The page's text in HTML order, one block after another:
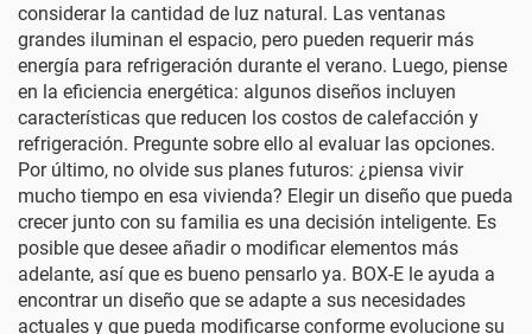
considerar la cantidad de luz natural. Las ventanas
grandes iluminan el espacio, pero pueden requerir más
energía para refrigeración durante el verano. Luego, piense
en la eficiencia energética: algunos diseños incluyen
características que reducen los costos de calefacción y
refrigeración. Pregunte sobre ello al evaluar las opciones.
Por último, no olvide sus planes futuros: ¿piensa vivir
mucho tiempo en esa vivienda? Elegir un diseño que pueda
crecer junto con su familia es una decisión inteligente. Es
posible que desee añadir o modificar elementos más
adelante, así que es bueno pensarlo ya. BOX-E le ayuda a
encontrar un diseño que se adapte a sus necesidades
actuales y que pueda modificarse conforme evolucione su